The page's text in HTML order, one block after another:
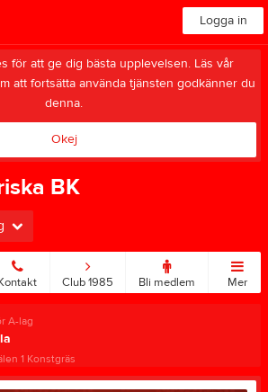
Logga in
för att ge dig bästa upplevelsen. Läs vår
att fortsätta använda tjänsten godkänner du
denna.
Okej
BK
Club 1985 Bli medlem Mer
A-lag
1 Konstgräs